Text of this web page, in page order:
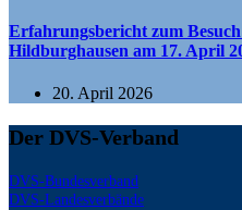
Erfahrungsbericht zum
Hildburghausen am 17. April
20. April 2026
Der DVS-Verband
DVS-Bundesverband
DVS-Landesverbände